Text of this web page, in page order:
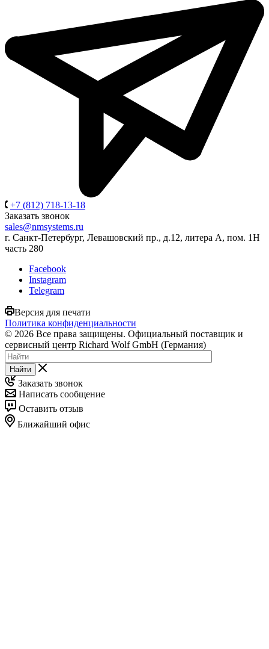
+7 (812) 718-13-18
Заказать звонок
sales@nmsystems.ru
г. Санкт-Петербург, Левашовский пр., д.12, литера А, пом. 1Н
часть 280
Facebook
Instagram
Telegram
Версия для печати
Политика конфиденциальности
© 2026 Все права защищены. Официальный поставщик и
сервисный центр Richard Wolf GmbH (Германия)
Найти
Заказать звонок
Написать сообщение
Оставить отзыв
Ближайший офис